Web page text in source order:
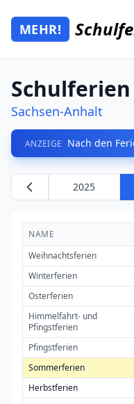
Zum Hauptinhalt
Mehr Schulferien
MEHR!
Sachsen-Anhalt
ANZEIGE Nach den
2025
NAME
Weihnachtsferien
Winterferien
Osterferien
Himmelfahrt- und
Pfingstferien
Pfingstferien
Sommerferien
Herbstferien